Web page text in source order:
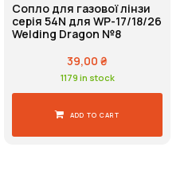
Сопло для газової лінзи
серія 54N для WP-17/18/26
Welding Dragon №8
39,00 ₴
1179 in stock
ADD TO CART